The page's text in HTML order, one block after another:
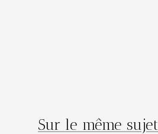
Sur le même sujet